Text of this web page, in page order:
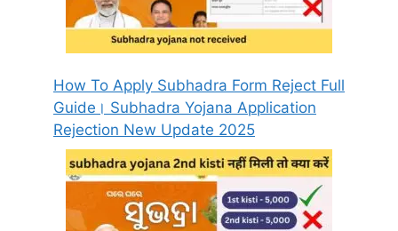
How To Apply Subhadra Form Reject Full
Guide। Subhadra Yojana Application
Rejection New Update 2025